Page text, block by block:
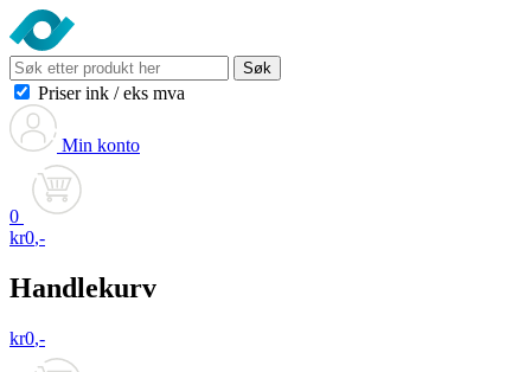
Søk
Priser ink / eks mva
Min konto
0
kr0,-
Handlekurv
kr0,-